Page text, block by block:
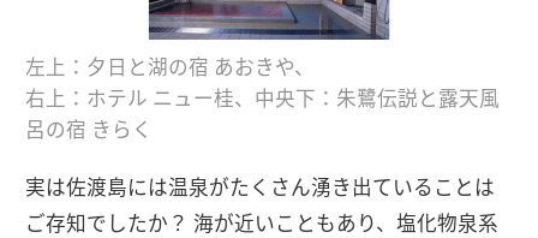
左上：夕日と湖の宿 あおきや、
右上：ホテル ニュー桂、中央下：朱鷺伝説と露天風
呂の宿 きらく
実は佐渡島には温泉がたくさん湧き出ていることは
ご存知でしたか？ 海が近いこともあり、塩化物泉系